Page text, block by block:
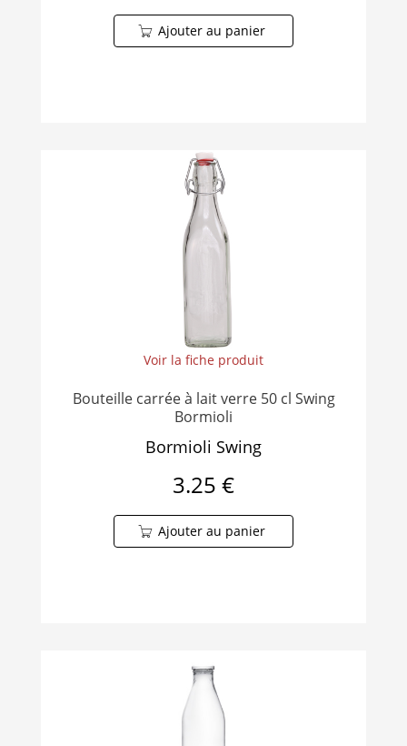
Ajouter au panier
Voir la fiche produit
Bouteille carrée à lait verre 50 cl Swing
Bormioli
Bormioli Swing
3.25 €
Ajouter au panier